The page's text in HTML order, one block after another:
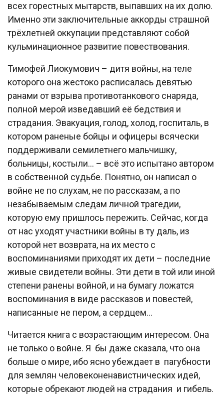
всех горестных мытарств, выпавших на их долю.
Именно эти заключительные аккорды страшной
трёхлетней оккупации представляют собой
кульминационное развитие повествования.
Тимофей Лиокумович – дитя войны, на теле
которого она жестоко расписалась девятью
ранами от взрыва противотанкового снаряда,
полной мерой изведавший её бедствия и
страдания. Эвакуация, голод, холод, госпиталь, в
котором раненые бойцы и офицеры всячески
поддерживали семилетнего мальчишку,
больницы, костыли… – всё это испытано автором
в собственной судьбе. Понятно, он написал о
войне не по слухам, не по рассказам, а по
незабываемым следам личной трагедии,
которую ему пришлось пережить. Сейчас, когда
от нас уходят участники войны в ту даль, из
которой нет возврата, на их место с
воспоминаниями приходят их дети – последние
живые свидетели войны. Эти дети в той или иной
степени ранены войной, и на бумагу ложатся
воспоминания в виде рассказов и повестей,
написанные не пером, а сердцем…
Читается книга с возрастающим интересом. Она
не только о войне. Я бы даже сказала, что она
больше о мире, ибо ясно убеждает в пагубности
для землян человеконенавистнических идей,
которые обрекают людей на страдания и гибель.